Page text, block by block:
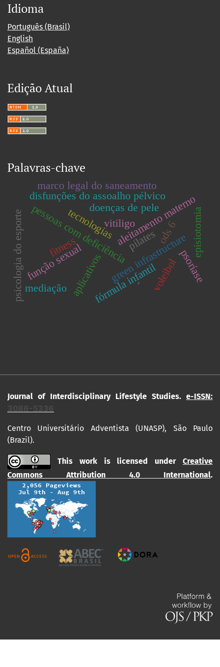
Idioma
Português (Brasil)
English
Español (España)
Edição Atual
Palavras-chave
green infrastructure
pessoas com deficiência
fórmula infantil
aleitamento materno
fitness
tecnologias
aplicativos
função sexual
disfunções do assoalho pélvico
episiotomia
-
psicologia do esporte voleibolpsoríase
doenças de pele
vitiligo
pilates
marco legal do saneamento
ods 6
mediação
Journal of Interdisciplinary Lifestyle Studies. e-ISSN:
3086-5336
Centro Universitário Adventista (UNASP), São Paulo
(Brazil).
This work is licensed under Creative
Commons Attribution 4.0 International.